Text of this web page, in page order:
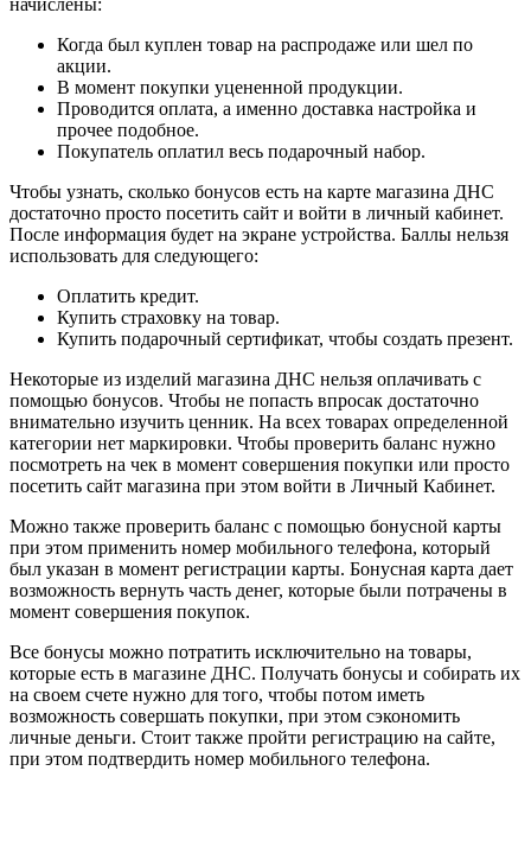
Когда был куплен товар на распродаже или шел по
акции.
В момент покупки уцененной продукции.
Проводится оплата, а именно доставка настройка и
прочее подобное.
Покупатель оплатил весь подарочный набор.
Чтобы узнать, сколько бонусов есть на карте магазина ДНС
достаточно просто посетить сайт и войти в личный кабинет.
После информация будет на экране устройства. Баллы нельзя
использовать для следующего:
Оплатить кредит.
Купить страховку на товар.
Купить подарочный сертификат, чтобы создать презент.
Некоторые из изделий магазина ДНС нельзя оплачивать с
помощью бонусов. Чтобы не попасть впросак достаточно
внимательно изучить ценник. На всех товарах определенной
категории нет маркировки. Чтобы проверить баланс нужно
посмотреть на чек в момент совершения покупки или просто
посетить сайт магазина при этом войти в Личный Кабинет.
Можно также проверить баланс с помощью бонусной карты
при этом применить номер мобильного телефона, который
был указан в момент регистрации карты. Бонусная карта дает
возможность вернуть часть денег, которые были потрачены в
момент совершения покупок.
Все бонусы можно потратить исключительно на товары,
которые есть в магазине ДНС. Получать бонусы и собирать их
на своем счете нужно для того, чтобы потом иметь
возможность совершать покупки, при этом сэкономить
личные деньги. Стоит также пройти регистрацию на сайте,
при этом подтвердить номер мобильного телефона.